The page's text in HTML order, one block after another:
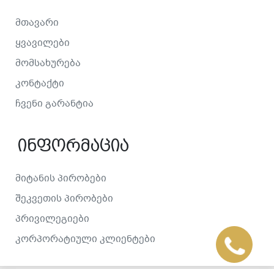
Მთავარი
Ყვავილები
Მომსახურება
Კონტაქტი
Ჩვენი Გარანტია
Ინფორმაცია
Მიტანის Პირობები
Შეკვეთის Პირობები
Პრივილეგიები
Კორპორატიული Კლიენტები